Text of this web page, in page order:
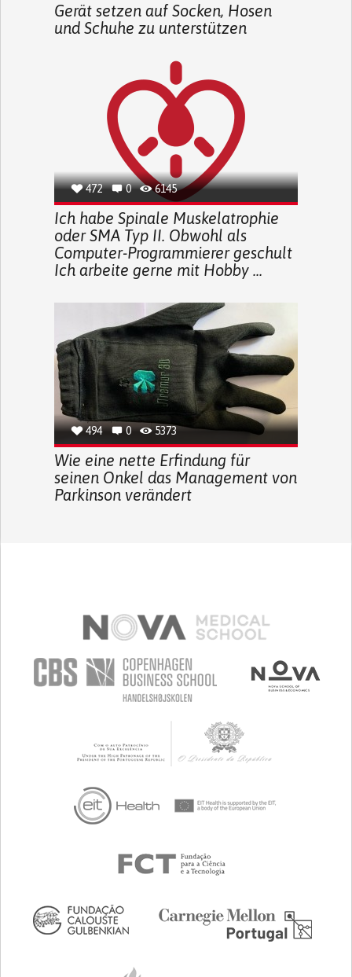
Gerät setzen auf Socken, Hosen
und Schuhe zu unterstützen
472 0 6145
Ich habe Spinale Muskelatrophie
oder SMA Typ II. Obwohl als
Computer-Programmierer geschult
Ich arbeite gerne mit Hobby ...
494 0 5373
Wie eine nette Erfindung für
seinen Onkel das Management von
Parkinson verändert